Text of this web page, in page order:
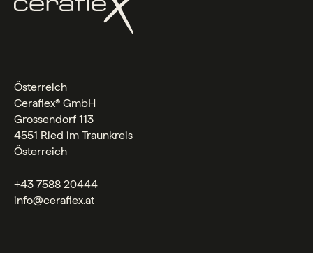
Österreich
Ceraflex® GmbH
Grossendorf 113
4551 Ried im Traunkreis
Österreich
+43 7588 20444
info@ceraflex.at